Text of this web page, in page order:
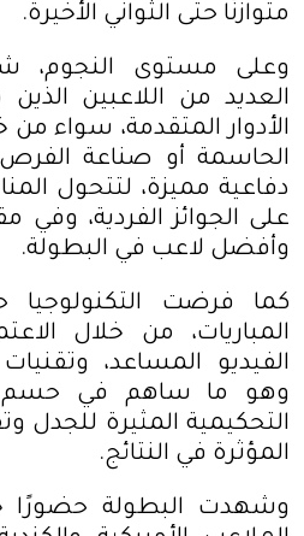
متوازنًا حتى الثواني الأخيرة.
وعلى مستوى النجوم،
العديد من اللاعبين
الأدوار المتقدمة، سواء
الحاسمة أو صناعة
دفاعية مميزة، لتتحول
على الجوائز الفردية، وفي
وأفضل لاعب في البطولة.
كما فرضت
المباريات، من خلال
الفيديو المساعد،
وهو ما ساهم في حسم
التحكيمية المثيرة للجدل
المؤثرة في النتائج.
وشهدت البطولة حضورًا